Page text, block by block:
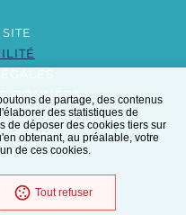
de partage, des contenus
des statistiques de
de déposer des cookies tiers sur
obtenant, au préalable, votre
de ces cookies.
Tout refuser
DONNÉES
En cours